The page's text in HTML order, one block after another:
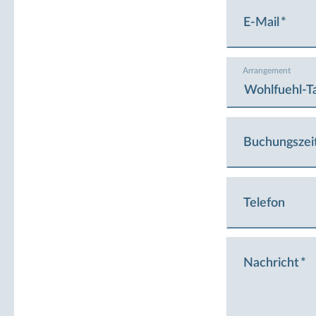
E-Mail
Arrangement
Telefon
Nachricht